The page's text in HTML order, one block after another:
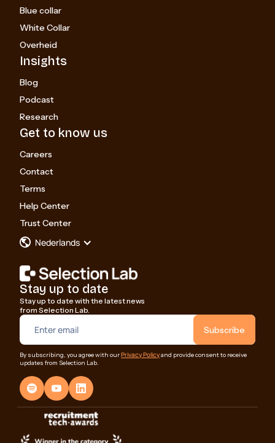
Stay up to date
Stay up to date with the latest news
from Selection Lab.
By subscribing, you agree with ourPrivacy Policyand provide consent to receive
updates from Selection Lab.
Blue collar
White Collar
Overheid
Insights
Blog
Podcast
Research
Get to know us
Careers
Contact
Terms
Help Center
Trust Center
Nederlands